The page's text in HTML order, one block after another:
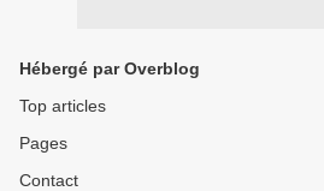
Hébergé par Overblog
Top articles
Pages
Contact